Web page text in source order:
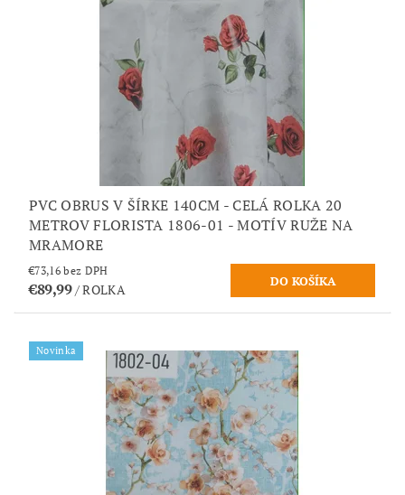
PVC OBRUS V ŠÍRKE 140CM - CELÁ ROLKA 20
METROV FLORISTA 1806-01 - MOTÍV RUŽE NA
MRAMORE
€73,16 bez DPH
€89,99/ ROLKA
Novinka